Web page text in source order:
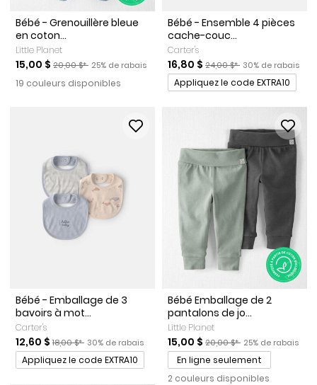
Bébé - Grenouillère bleue
en coton...
Little Planet
Prix de solde
15,00 $ Prix ​​de détail suggéré par le fabricant
20,00 $* Pourcentage de rabais
25% de rabais
19 couleurs disponibles
Bébé - Ensemble 4 pièces
cache-couc...
Carter's
Prix de solde
16,80 $ Prix ​​de détail suggéré par
24,00 $* Pourcentage de
30% de rabais
Promotions
Appliquez le code EXTRA10
Bébé - Emballage de 3
bavoirs à mot...
Carter's
Prix de solde
12,60 $Prix ​​de détail suggéré par le fabricant
18,00 $* Pourcentage de rabais
30% de rabais
Promotions
Appliquez le code EXTRA10
Bébé Emballage de 2
pantalons de jo...
Little Planet
Prix de solde
15,00 $ Prix ​​de détail suggéré par
20,00 $* Pourcentage de
25% de rabais
En ligne seulement
2 couleurs disponibles